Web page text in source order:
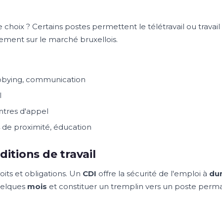
? Certains postes permettent le télétravail ou travail
sur le marché bruxellois.
communication
d'appel
de proximité, éducation
de travail
et obligations. Un CDI offre la sécurité de l'emploi à
mois et constituer un tremplin vers un poste